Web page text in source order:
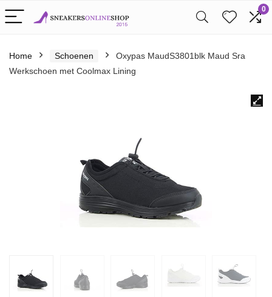
0
Home Schoenen
Oxypas MaudS3801blk Maud Sra
Werkschoen met Coolmax Lining